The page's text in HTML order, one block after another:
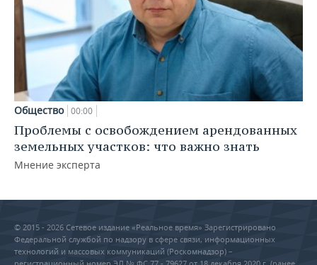
Общество 00:00
Проблемы с освобождением арендованных
земельных участков: что важно знать
Мнение эксперта
© 2015 - 2026 Сетевое издание «Реальное время» Зарегистрировано
Федеральной службой по надзору в сфере связи, информационных
технологий и массовых коммуникаций (Роскомнадзор) –